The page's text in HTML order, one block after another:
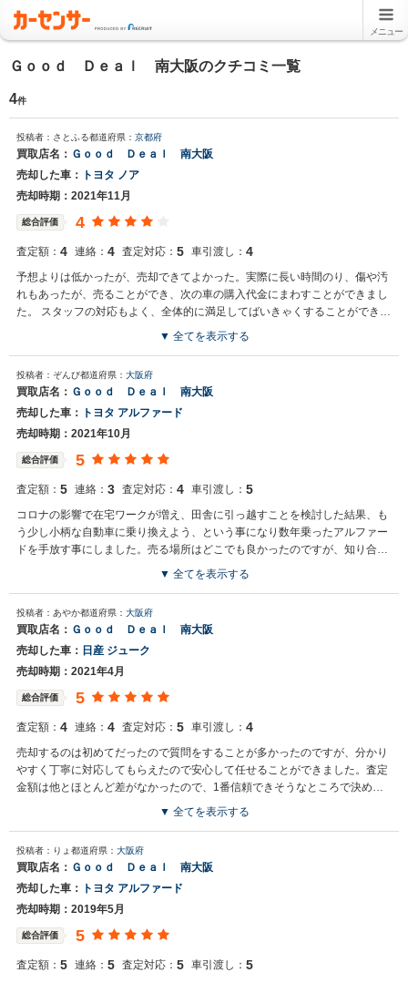
メニュー
Ｇｏｏｄ Ｄｅａｌ 南大阪のクチコミ一覧
4件
投稿者：さとふる都道府県： 京都府
買取店名： Ｇｏｏｄ Ｄｅａｌ 南大阪
売却した車：
トヨタ ノア
売却時期：2021年11月
総合評価 4
査定額： 4 連絡： 4 査定対応： 5 車引渡し： 4
予想よりは低かったが、売却できてよかった。実際に長い時間のり、傷や汚
れもあったが、売ることができ、次の車の購入代金にまわすことができまし
た。 スタッフの対応もよく、全体的に満足してばいきゃくすることができま
▼ 全てを表示する
投稿者：ぞんび都道府県： 大阪府
買取店名： Ｇｏｏｄ Ｄｅａｌ 南大阪
売却した車：
トヨタ アルファード
売却時期：2021年10月
総合評価 5
査定額： 5 連絡： 3 査定対応： 4 車引渡し： 5
コロナの影響で在宅ワークが増え、田舎に引っ越すことを検討した結果、も
う少し小柄な自動車に乗り換えよう、という事になり数年乗ったアルファー
ドを手放す事にしました。売る場所はどこでも良かったのですが、知り合い
にお勧めされた場所を幾つか回る事にして、二つ目に行った店がここでし
ったと思う。
▼ 全てを表示する
投稿者：あやか都道府県： 大阪府
買取店名： Ｇｏｏｄ Ｄｅａｌ 南大阪
売却した車： 日産 ジューク
売却時期：2021年4月
総合評価 5
査定額： 4 連絡： 4 査定対応： 5 車引渡し： 4
売却するのは初めてだったので質問をすることが多かったのですが、分かり
やすく丁寧に対応してもらえたので安心して任せることができました。査定
金額は他とほとんど差がなかったので、1番信頼できそうなところで決めま
▼ 全てを表示する
投稿者：りょ都道府県： 大阪府
買取店名： Ｇｏｏｄ Ｄｅａｌ 南大阪
売却した車：
トヨタ アルファード
売却時期：2019年5月
総合評価 5
査定額： 5 連絡： 5 査定対応： 5 車引渡し： 5